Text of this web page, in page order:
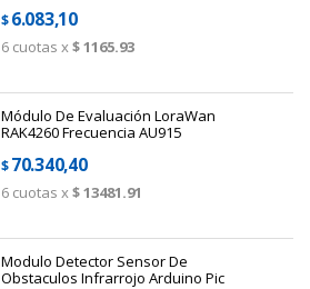
$6.083,10
6cuotas x$ 1165.93
Módulo De Evaluación LoraWan
RAK4260 Frecuencia AU915
$70.340,40
6cuotas x$ 13481.91
Modulo Detector Sensor De
Obstaculos Infrarrojo Arduino Pic